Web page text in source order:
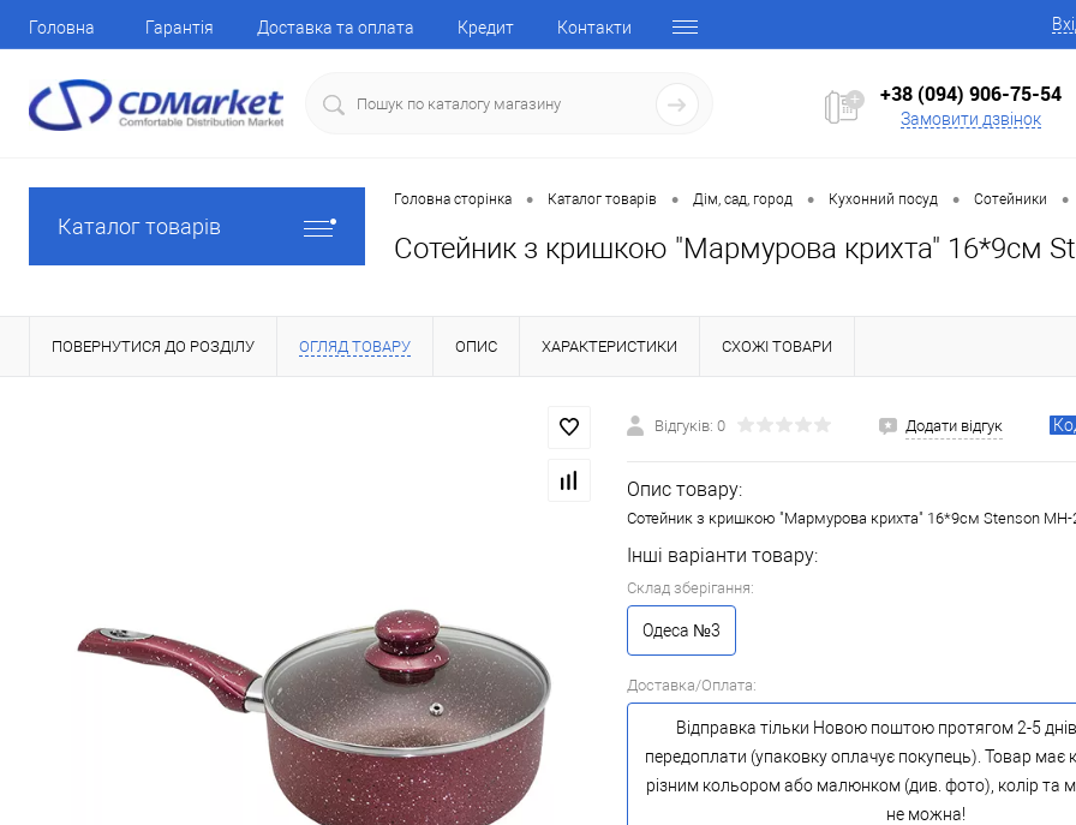
Головна Гарантія Доставка та оплата Кредит Контакти
+38 (094) 906-75-54
Замовити дзвінок
Каталог товарів
Головна сторінка • Каталог товарів • Дім, сад, город • Кухонний посуд • Сотейники •
Сотейник з кришкою "Мармурова крихта" 16*9см
ПОВЕРНУТИСЯ ДО РОЗДІЛУ ОГЛЯД ТОВАРУ ОПИС ХАРАКТЕРИСТИКИ СХОЖІ ТОВАРИ
Відгуків: 0 Додати відгук
Опис товару:
Сотейник з кришкою "Мармурова крихта" 16*9см Stenson MH-
Інші варіанти товару:
Склад зберігання:
Одеса №3
Доставка/Оплата:
Відправка тільки Новою поштою протягом 2-5 днів
передоплати (упаковку оплачує покупець). Товар має
різним кольором або малюнком (див. фото), колір та
не можна!